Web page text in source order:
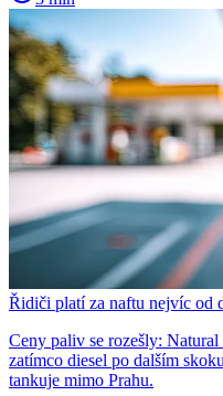
Řidiči platí za naftu nejvíc od
Ceny paliv se rozešly:
zatímco diesel po dalším
tankuje mimo Prahu.